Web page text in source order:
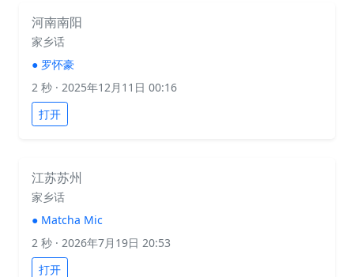
河南南阳
家乡话
● 罗怀豪
2 秒 · 2025年12月11日 00:16
打开
江苏苏州
家乡话
● Matcha Mic
2 秒 · 2026年7月19日 20:53
打开